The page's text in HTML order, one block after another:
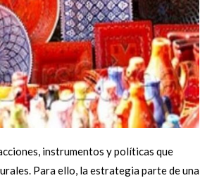
instrumentos y políticas que
Para ello, la estrategia parte de una